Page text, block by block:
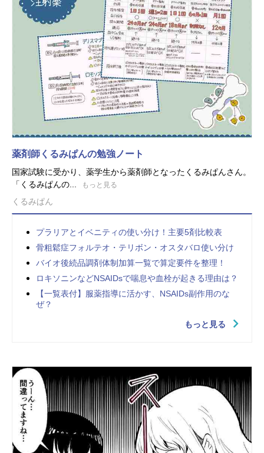
薬剤師くるみぱんの勉強ノート
国家試験に受かり、薬学生から薬剤師となったくるみぱんさん。
「くるみぱんの...
もっと見る
くるみぱん
プラリアとイベニティの使い分け！主要5剤比較表
骨粗鬆症フォルテオ・テリボン・オスタバロ使い分け
バイオ後続品調剤体制加算一覧で算定要件を整理！
ロキソニンなどNSAIDsで喘息や血栓が起きる理由は？
【一覧表付】服薬指導に活かす、NSAIDs副作用のな
ぜ？
もっと見る